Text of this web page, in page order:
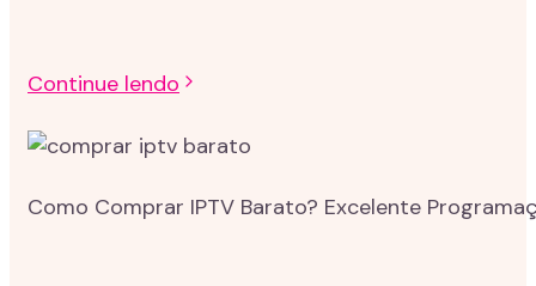
Continue lendo
Como Comprar IPTV Barato? Excelente